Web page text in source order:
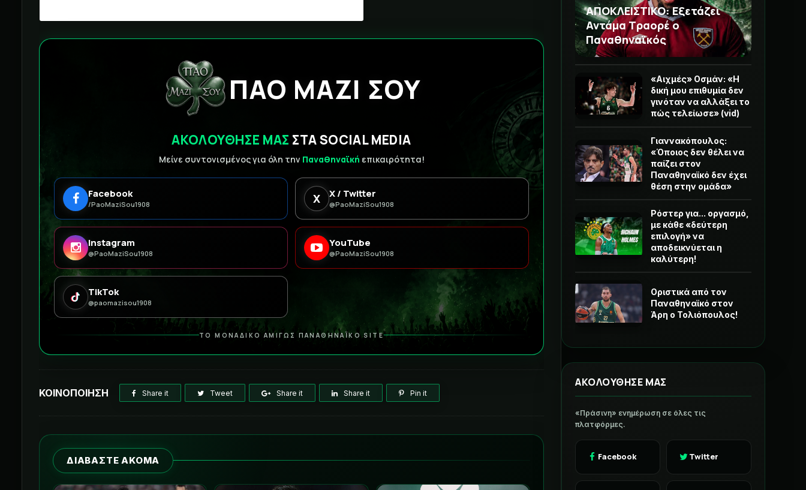
ΠΑΟ ΜΑΖΙ ΣΟΥ
ΑΚΟΛΟΥΘΗΣΕ ΜΑΣ ΣΤΑ SOCIAL MEDIA
Μείνε συντονισμένος για όλη την Παναθηναϊκή επικαιρότητα!
Facebook
/PaoMaziSou1908 X X / Twitter
@PaoMaziSou1908
Instagram
@PaoMaziSou1908
YouTube
@PaoMaziSou1908
TikTok
@paomazisou1908
ΤΟ ΜΟΝΑΔΙΚΟ ΑΜΙΓΩΣ ΠΑΝΑΘΗΝΑΪΚΟ SITE
ΚΟΙΝΟΠΟΙΗΣΗ Share it Tweet Share it Share it Pin it
ΔΙΑΒΑΣΤΕ ΑΚΟΜΑ
ΑΠΟΚΛΕΙΣΤΙΚΟ: Εξετάζει
Αντάμα Τραορέ ο
Παναθηναϊκός
«Αιχμές» Οσμάν: «Η
δική μου επιθυμία δεν
γινόταν να αλλάξει το
πώς τελείωσε» (vid)
Γιαννακόπουλος:
«Όποιος δεν θέλει να
παίζει στον
Παναθηναϊκό δεν έχει
θέση στην ομάδα»
Ρόστερ για... οργασμό,
με κάθε «δεύτερη
επιλογή» να
αποδεικνύεται η
καλύτερη!
Οριστικά από τον
Παναθηναϊκό στον
Άρη ο Τολιόπουλος!
ΑΚΟΛΟΥΘΗΣΕ ΜΑΣ
«Πράσινη» ενημέρωση σε όλες τις
πλατφόρμες.
Facebook Twitter